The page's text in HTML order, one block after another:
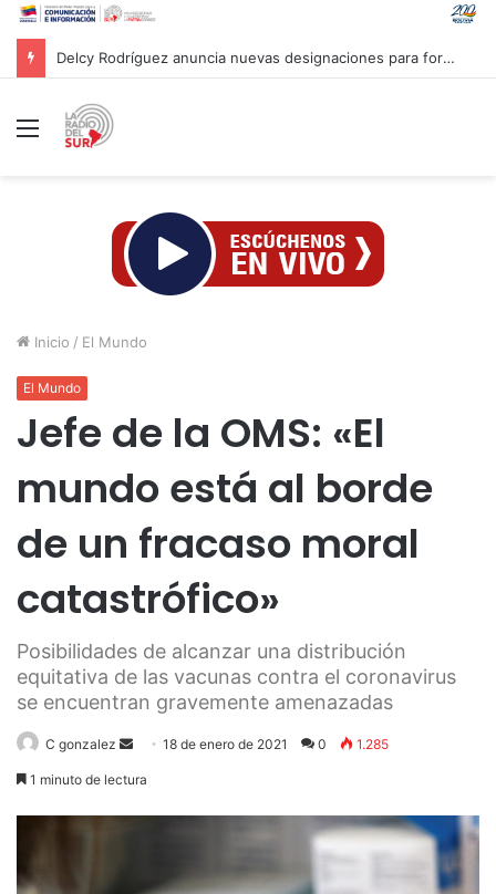
¿Una ilusión óptica o el cielo al revés? Así veremos el próximo eclipse solar
Menú
Inicio / El Mundo
El Mundo
Jefe de la OMS: «El
mundo está al borde
de un fracaso moral
catastrófico»
Posibilidades de alcanzar una distribución
equitativa de las vacunas contra el coronavirus
se encuentran gravemente amenazadas
C gonzalez
Send18 de enero de 2021 0 1.285
1 minuto de lectura